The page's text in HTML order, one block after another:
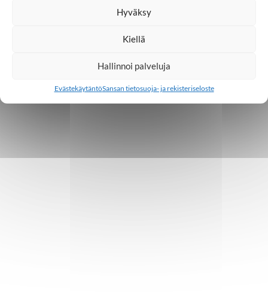
Hyväksy
Kiellä
Hallinnoi palveluja
EvästekäytäntöSansan tietosuoja- ja rekisteriseloste